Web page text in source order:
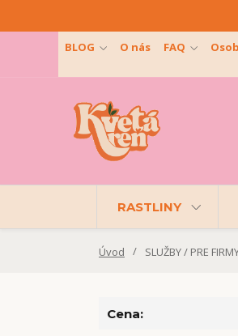
BLOG O nás FAQ
RASTLINY
Úvod SLUŽBY / PRE
Cena: